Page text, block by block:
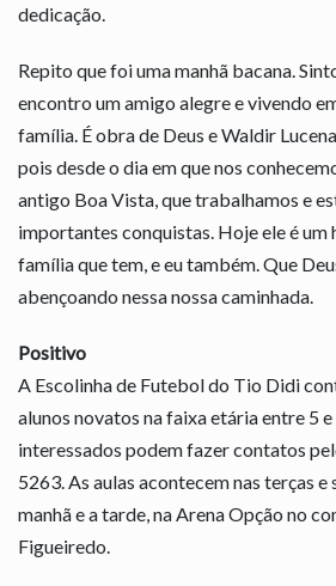
dedicação.
Repito que foi uma manhã bacana.
encontro um amigo alegre e vivendo
família. É obra de Deus e Waldir
pois desde o dia em que nos
antigo Boa Vista, que trabalhamos e
importantes conquistas. Hoje ele é um
família que tem, e eu também. Que
abençoando nessa nossa caminhada.
Positivo
A Escolinha de Futebol do Tio Didi
alunos novatos na faixa etária entre 5 e
interessados podem fazer contatos
5263. As aulas acontecem nas terças
manhã e a tarde, na Arena Opção no
Figueiredo.